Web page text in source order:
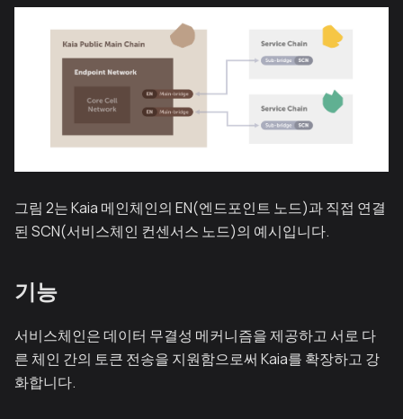
그림 2는 Kaia 메인체인의 EN(엔드포인트 노드)과 직접 연결
된 SCN(서비스체인 컨센서스 노드)의 예시입니다.
기능
서비스체인은 데이터 무결성 메커니즘을 제공하고 서로 다
른 체인 간의 토큰 전송을 지원함으로써 Kaia를 확장하고 강
화합니다.